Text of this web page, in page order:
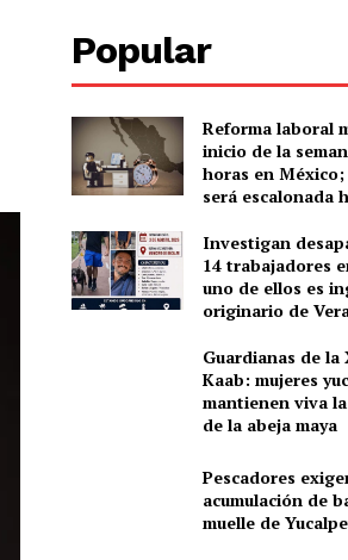
Popular
Reforma laboral
inicio de la
horas en
será escalonada
Investigan
14 trabajadores
uno de ellos es
originario de
Guardianas de la
Kaab: mujeres
mantienen viva
de la abeja maya
Pescadores
acumulación de
muelle de